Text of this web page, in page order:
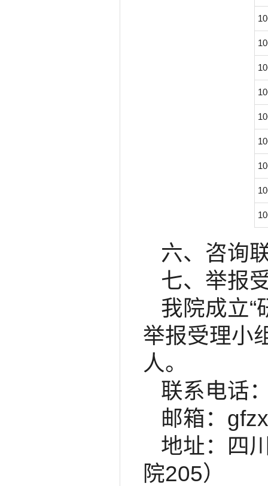
六、咨询
七、举报
我院成立“
举报受理小
人。
联系电话
邮箱：
地址：四
院205）